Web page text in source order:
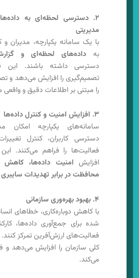
۲. دسترسی لحظه‌ای به
مدیریتی
با یک سامانه یکپارچه، مدیران و
به داده‌های لحظه‌ای و
دسترسی داشته باشند. این
تصمیم‌گیری را افزایش می‌دهد و
را مبتنی بر اطلاعات دقیق و واقعی
۳. افزایش امنیت و کنترل داده‌ها
سامانه‌های یکپارچه امکان
دسترسی کاربران، کنترل
فعالیت‌ها را فراهم می‌کنند.
افزایش امنیت داده‌ها،
محافظت در برابر تهدیدات سایبری
۴. بهبود بهره‌وری سازمانی
با کاهش دوباره‌کاری، خطاهای
شده برای جمع‌آوری داده‌ها،
فعالیت‌های ارزش‌آفرین تمرکز کنند.
کلی سازمان را افزایش می‌دهد و
می‌کند.